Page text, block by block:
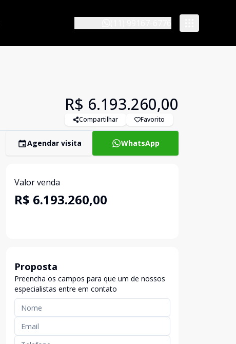
R$ 6.193.260,00
Compartilhar Favorito
Agendar visita WhatsApp
Valor venda
R$ 6.193.260,00
Proposta
Preencha os campos para que um de nossos
especialistas entre em contato